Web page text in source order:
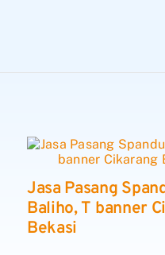
Jasa Pasang
Baliho, T banner
Bekasi